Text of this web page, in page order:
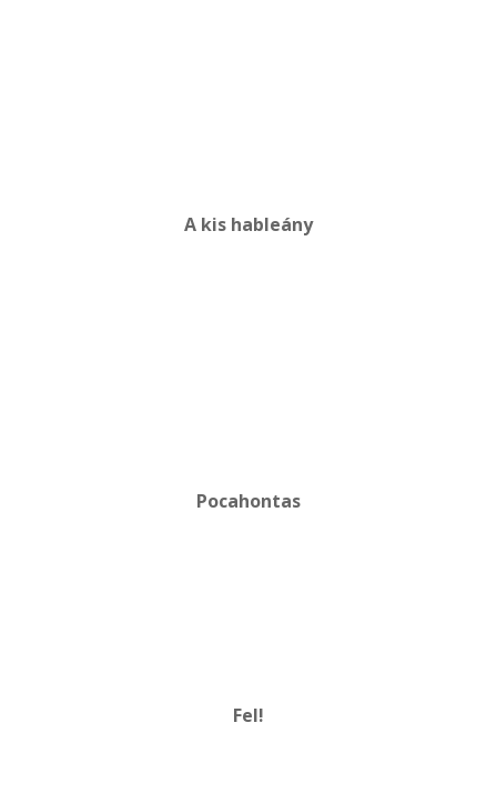
A kis hableány
Pocahontas
Fel!